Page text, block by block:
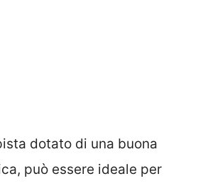
dotato di una buona
può essere ideale per